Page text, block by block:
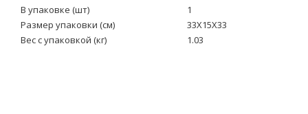
В упаковке (шт)
1
Размер упаковки (см)
33X15X33
Вес с упаковкой (кг)
1.03